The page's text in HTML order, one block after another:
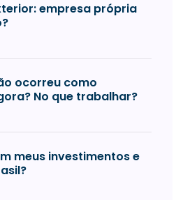
empresa própria
ocorreu como
No que trabalhar?
meus investimentos e